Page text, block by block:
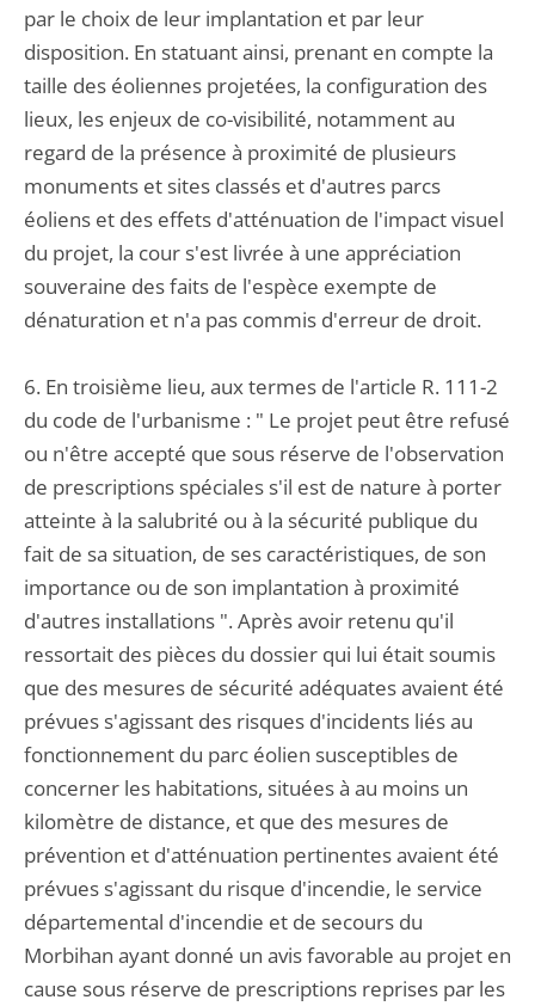
par le choix de leur implantation et par leur
disposition. En statuant ainsi, prenant en compte la
taille des éoliennes projetées, la configuration des
lieux, les enjeux de co-visibilité, notamment au
regard de la présence à proximité de plusieurs
monuments et sites classés et d'autres parcs
éoliens et des effets d'atténuation de l'impact visuel
du projet, la cour s'est livrée à une appréciation
souveraine des faits de l'espèce exempte de
dénaturation et n'a pas commis d'erreur de droit.
6. En troisième lieu, aux termes de l'article R. 111-2
du code de l'urbanisme : " Le projet peut être refusé
ou n'être accepté que sous réserve de l'observation
de prescriptions spéciales s'il est de nature à porter
atteinte à la salubrité ou à la sécurité publique du
fait de sa situation, de ses caractéristiques, de son
importance ou de son implantation à proximité
d'autres installations ". Après avoir retenu qu'il
ressortait des pièces du dossier qui lui était soumis
que des mesures de sécurité adéquates avaient été
prévues s'agissant des risques d'incidents liés au
fonctionnement du parc éolien susceptibles de
concerner les habitations, situées à au moins un
kilomètre de distance, et que des mesures de
prévention et d'atténuation pertinentes avaient été
prévues s'agissant du risque d'incendie, le service
départemental d'incendie et de secours du
Morbihan ayant donné un avis favorable au projet en
cause sous réserve de prescriptions reprises par les